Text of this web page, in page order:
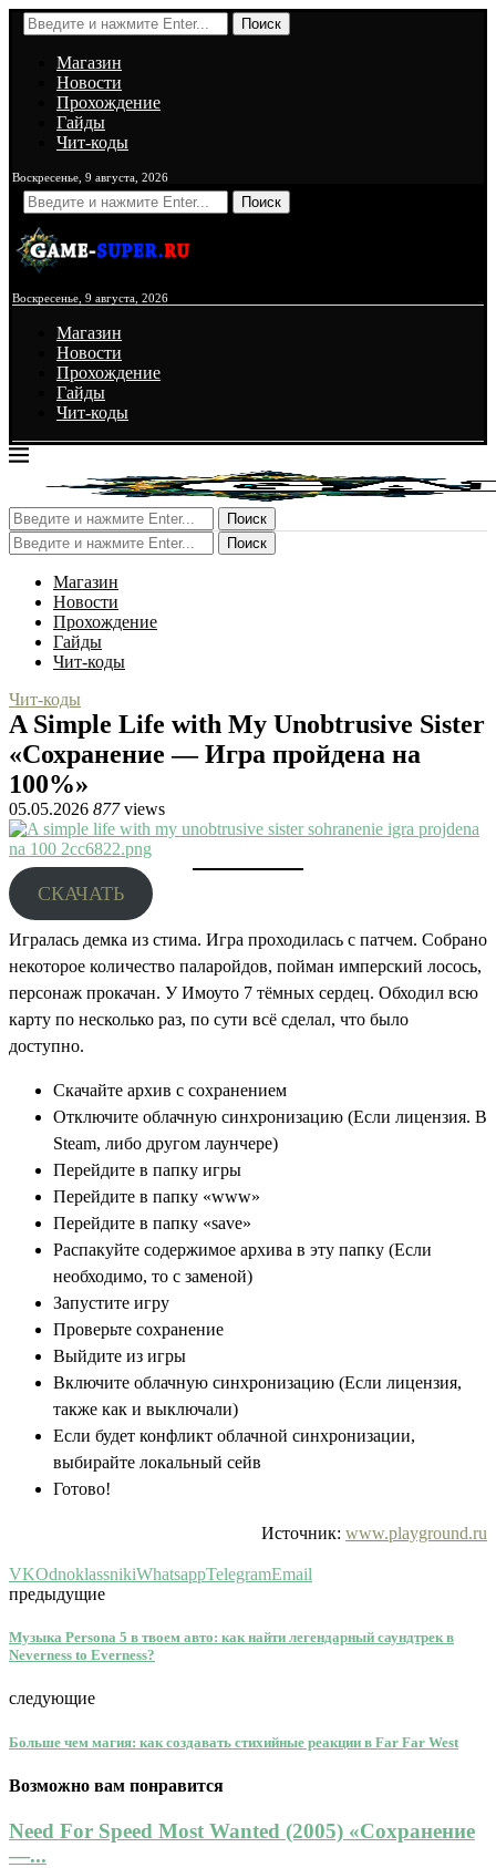
Поиск
Магазин
Новости
Прохождение
Гайды
Чит-коды
Воскресенье, 9 августа, 2026
Поиск
Воскресенье, 9 августа, 2026
Магазин
Новости
Прохождение
Гайды
Чит-коды
Поиск
Поиск
Магазин
Новости
Прохождение
Гайды
Чит-коды
Чит-коды
A Simple Life with My Unobtrusive Sister
«Сохранение — Игра пройдена на
100%»
05.05.2026 877views
СКАЧАТЬ
Игралась демка из стима. Игра проходилась с патчем. Собрано
некоторое количество паларойдов, пойман имперский лосось,
персонаж прокачан. У Имоуто 7 тёмных сердец. Обходил всю
карту по несколько раз, по сути всё сделал, что было
доступно.
Скачайте архив с сохранением
Отключите облачную синхронизацию (Если лицензия. В
Steam, либо другом лаунчере)
Перейдите в папку игры
Перейдите в папку «www»
Перейдите в папку «save»
Распакуйте содержимое архива в эту папку (Если
необходимо, то с заменой)
Запустите игру
Проверьте сохранение
Выйдите из игры
Включите облачную синхронизацию (Если лицензия,
также как и выключали)
Если будет конфликт облачной синхронизации,
выбирайте локальный сейв
Готово!
Источник: www.playground.ru
VKOdnoklassnikiWhatsappTelegramEmail
предыдущие
Музыка Persona 5 в твоем авто: как найти легендарный саундтрек в
Neverness to Everness?
следующие
Больше чем магия: как создавать стихийные реакции в Far Far West
Возможно вам понравится
Need For Speed Most Wanted (2005) «Сохранение
—...